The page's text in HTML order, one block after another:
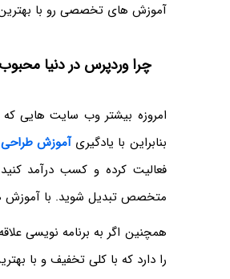
آموزش های تخصصی رو با بهترین
چرا وردپرس در دنیا
امروزه بیشتر وب سایت هایی
بنابراین با یادگیریآموزش
فعالیت کرده و کسب درآمد
متخصص تبدیل شوید. با آموزش
همچنین اگر به برنامه نویسی
را دارد که با کلی تخفیف و با